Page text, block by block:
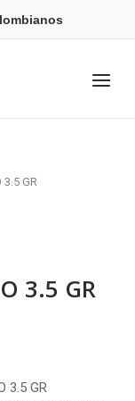
Menu
3.5 GR
3.5 GR
3.5 GR